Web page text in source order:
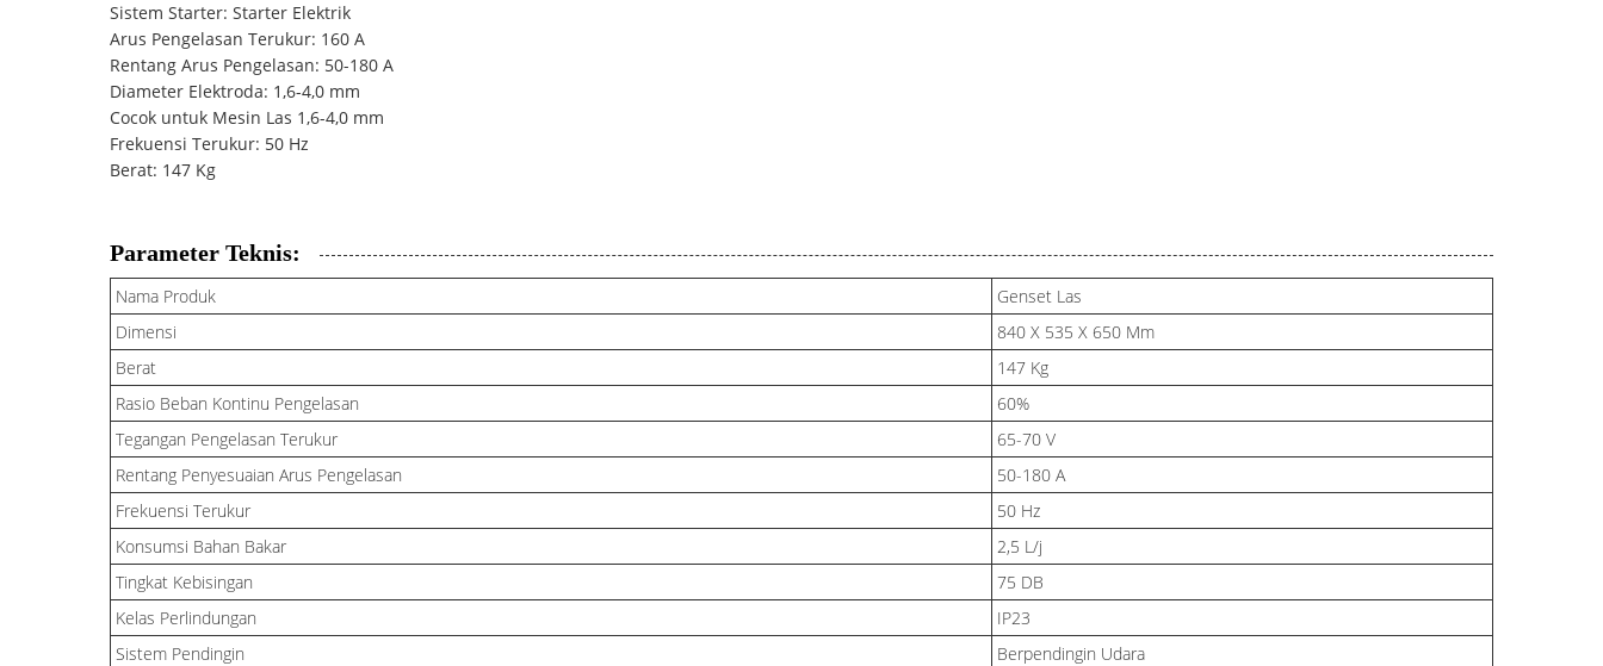
Sistem Starter: Starter Elektrik
Arus Pengelasan Terukur: 160 A
Rentang Arus Pengelasan: 50-180 A
Diameter Elektroda: 1,6-4,0 mm
Cocok untuk Mesin Las 1,6-4,0 mm
Frekuensi Terukur: 50 Hz
Berat: 147 Kg
Parameter Teknis:
Nama Produk
Genset Las
Dimensi
840 X 535 X 650 Mm
Berat
147 Kg
Rasio Beban Kontinu Pengelasan
60%
Tegangan Pengelasan Terukur
65-70 V
Rentang Penyesuaian Arus Pengelasan
50-180 A
Frekuensi Terukur
50 Hz
Konsumsi Bahan Bakar
2,5 L/j
Tingkat Kebisingan
75 DB
Kelas Perlindungan
IP23
Sistem Pendingin
Berpendingin Udara